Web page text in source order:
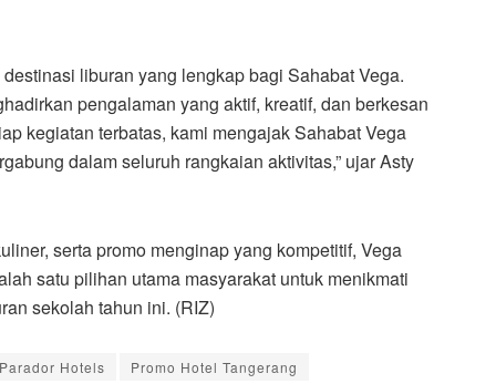
liburan yang lengkap bagi Sahabat Vega.
pengalaman yang aktif, kreatif, dan berkesan
kegiatan terbatas, kami mengajak Sahabat Vega
dalam seluruh rangkaian aktivitas,” ujar Asty
serta promo menginap yang kompetitif, Vega
satu pilihan utama masyarakat untuk menikmati
sekolah tahun ini. (RIZ)
Parador Hotels
Promo Hotel Tangerang